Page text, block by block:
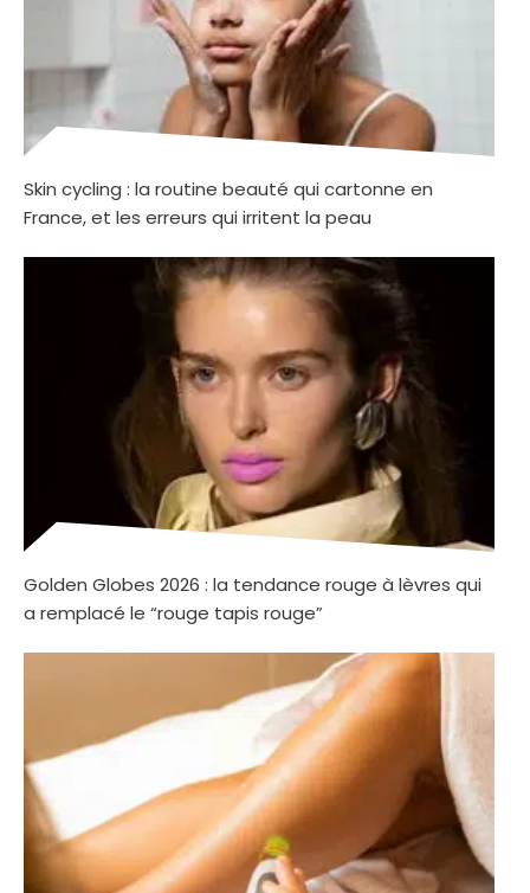
Skin cycling : la routine beauté qui cartonne en
France, et les erreurs qui irritent la peau
Golden Globes 2026 : la tendance rouge à lèvres qui
a remplacé le “rouge tapis rouge”